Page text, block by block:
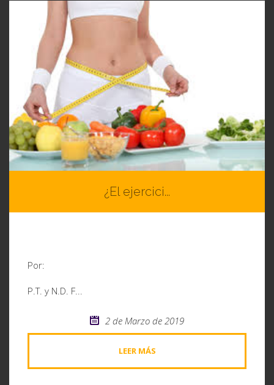
¿El ejercici...
Por:
P.T. y N.D. F...
2 de Marzo de 2019
LEER MÁS